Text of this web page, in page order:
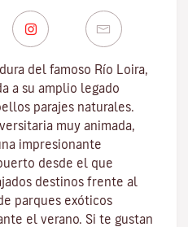
del famoso Río Loira,
a su amplio legado
parajes naturales.
muy animada,
impresionante
desde el que
destinos frente al
parques exóticos
el verano. Si te gustan